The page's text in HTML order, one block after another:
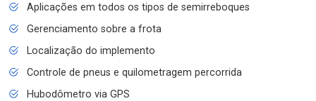
Aplicações em todos os tipos de semirreboques
Gerenciamento sobre a frota
Localização do implemento
Controle de pneus e quilometragem percorrida
Hubodômetro via GPS